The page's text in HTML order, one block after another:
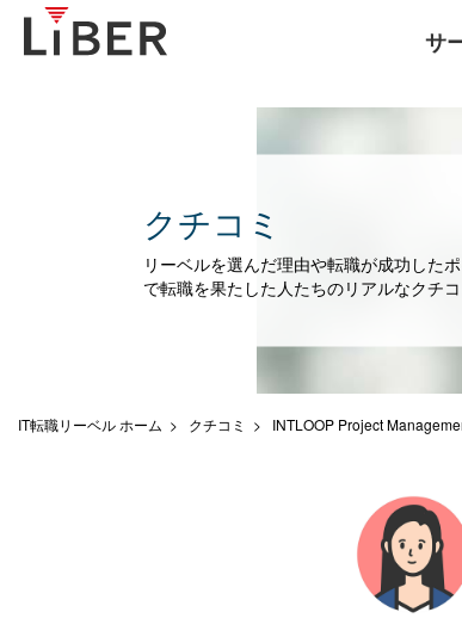
サ
クチコミ
リーベルを選んだ理由や転職が成功した
で転職を果たした人たちのリアルなクチコ
IT転職リーベル ホーム クチコミ INTLOOP Project